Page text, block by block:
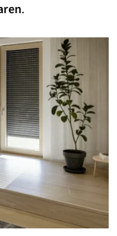
.